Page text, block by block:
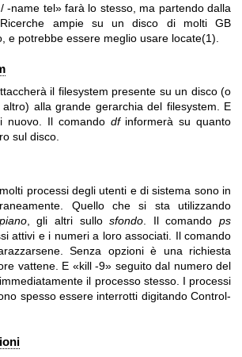
-name tel» farà lo stesso, ma partendo dalla
Ricerche ampie su un disco di molti GB
e potrebbe essere meglio usare locate(1)
il filesystem presente su un disco (o
alla grande gerarchia del filesystem. E
Il comando dfinformerà su quanto
sul disco.
processi degli utenti e di sistema sono in
Quello che si sta utilizzando
, gli altri sullosfondo . Il comandops
attivi e i numeri a loro associati. Il comando
Senza opzioni è una richiesta
vattene. E «kill -9» seguito dal numero del
il processo stesso. I processi
spesso essere interrotti digitando Control-